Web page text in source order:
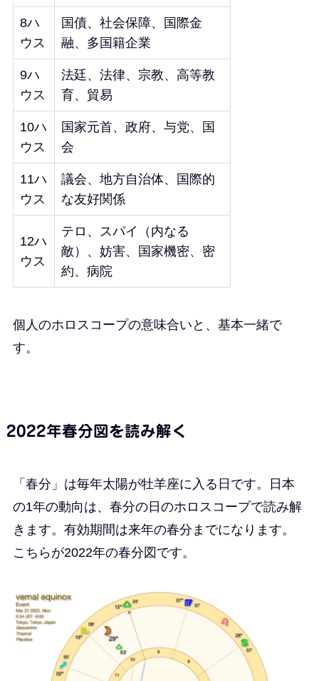
8ハ
ウス
国債、社会保障、国際金
融、多国籍企業
9ハ
ウス
法廷、法律、宗教、高等教
育、貿易
10ハ
ウス
国家元首、政府、与党、国
会
11ハ
ウス
議会、地方自治体、国際的
な友好関係
12ハ
ウス
テロ、スパイ（内なる
敵）、妨害、国家機密、密
約、病院
個人のホロスコープの意味合いと、基本一緒で
す。
2022年春分図を読み解く
「春分」は毎年太陽が牡羊座に入る日です。日本
の1年の動向は、 春分の日のホロスコープで読み解
きます。有効期間は来年の春分までになります。
こちらが2022年の春分図です。